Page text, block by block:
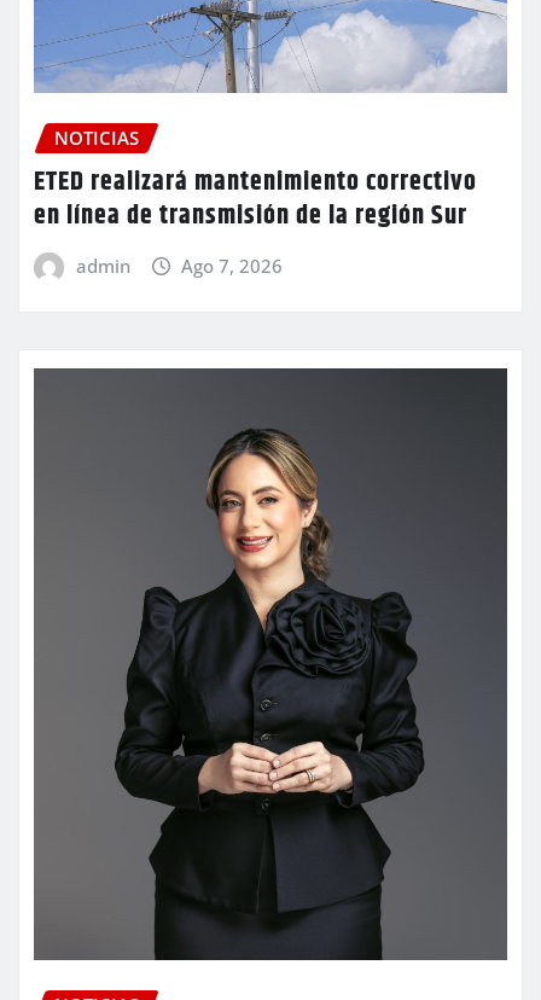
NOTICIAS
ETED realizará mantenimiento correctivo
en línea de transmisión de la región Sur
admin Ago 7, 2026